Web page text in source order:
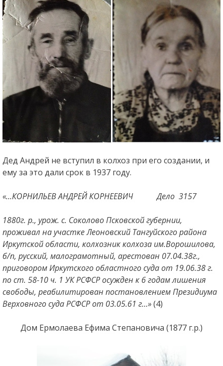
Дед Андрей не вступил в колхоз при его создании, и
ему за это дали срок в 1937 году.
«…КОРНИЛЬЕВ АНДРЕЙ КОРНЕЕВИЧ Дело 3157
1880г. р., урож. с. Соколово Псковской губернии,
проживал на участкеЛеоновский Тангуйского района
Иркутской области, колхозник колхоза им.Ворошилова,
б/п, русский, малограмотный, арестован 07.04.38г.,
приговором Иркутского областного суда от 19.06.38 г.
по ст. 58-10 ч. 1 УК РСФСР осужден к 6 годам лишения
свободы, реабилитирован постановлением Президиума
Верховного суда РСФСР от 03.05.61 г…»(4)
Дом Ермолаева Ефима Степановича (1877 г.р.)